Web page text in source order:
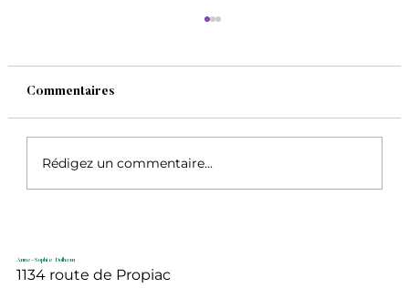
Commentaires
Rédigez un commentaire...
Anne-Sophie Dolhem
1134 route de Propiac